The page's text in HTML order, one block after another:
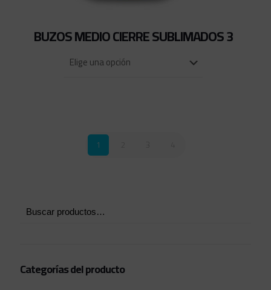
BUZOS MEDIO CIERRE SUBLIMADOS 3
1 3
Categorías del producto